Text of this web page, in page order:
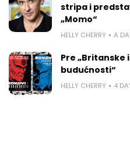
stripa i
„Momo“
HELLY CHERRY A
Pre „Britanske
budućnosti“
HELLY CHERRY 4